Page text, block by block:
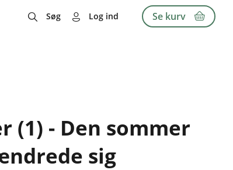
Søg Log ind Se kurv
(1) - Den sommer
sig